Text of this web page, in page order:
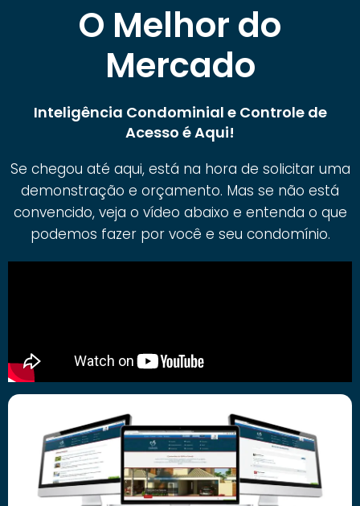
O Melhor do
Mercado
Inteligência Condominial e Controle de
Acesso é Aqui!
Se chegou até aqui, está na hora de solicitar uma
demonstração e orçamento. Mas se não está
convencido, veja o vídeo abaixo e entenda o que
podemos fazer por você e seu condomínio.